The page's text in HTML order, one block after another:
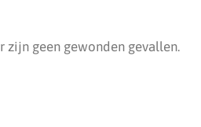
zijn geen gewonden gevallen.